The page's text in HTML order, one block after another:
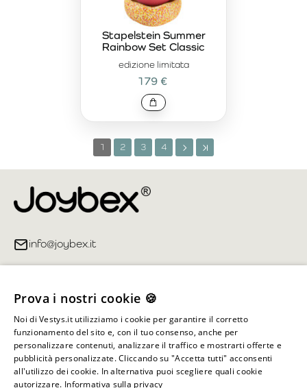
edizione limitata
Stapelstein Summer
Rainbow Set Classic
179 €
1 2 3 4
info@joybex.it
Account
Informazioni sul negozio
Prova i nostri cookie 🍪
Noi di Vestys.it utilizziamo i cookie per garantire il corretto
funzionamento del sito e, con il tuo consenso, anche per
personalizzare contenuti, analizzare il traffico e mostrarti offerte e
pubblicità personalizzate. Cliccando su "Accetta tutti" acconsenti
all'utilizzo dei cookie. In alternativa puoi scegliere quali cookie
autorizzare. Informativa sulla privacy